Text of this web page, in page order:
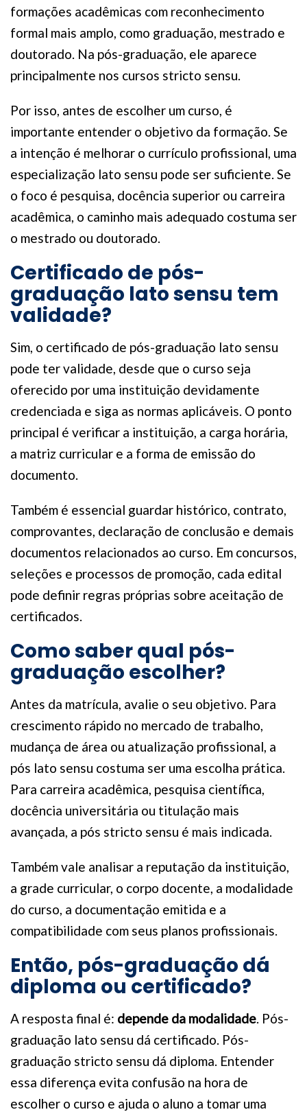
formações acadêmicas com reconhecimento
formal mais amplo, como graduação, mestrado e
doutorado. Na pós-graduação, ele aparece
principalmente nos cursos stricto sensu.
Por isso, antes de escolher um curso, é
importante entender o objetivo da formação. Se
a intenção é melhorar o currículo profissional, uma
especialização lato sensu pode ser suficiente. Se
o foco é pesquisa, docência superior ou carreira
acadêmica, o caminho mais adequado costuma ser
o mestrado ou doutorado.
Certificado de pós-
graduação lato sensu tem
validade?
Sim, o certificado de pós-graduação lato sensu
pode ter validade, desde que o curso seja
oferecido por uma instituição devidamente
credenciada e siga as normas aplicáveis. O ponto
principal é verificar a instituição, a carga horária,
a matriz curricular e a forma de emissão do
documento.
Também é essencial guardar histórico, contrato,
comprovantes, declaração de conclusão e demais
documentos relacionados ao curso. Em concursos,
seleções e processos de promoção, cada edital
pode definir regras próprias sobre aceitação de
certificados.
Como saber qual pós-
graduação escolher?
Antes da matrícula, avalie o seu objetivo. Para
crescimento rápido no mercado de trabalho,
mudança de área ou atualização profissional, a
pós lato sensu costuma ser uma escolha prática.
Para carreira acadêmica, pesquisa científica,
docência universitária ou titulação mais
avançada, a pós stricto sensu é mais indicada.
Também vale analisar a reputação da instituição,
a grade curricular, o corpo docente, a modalidade
do curso, a documentação emitida e a
compatibilidade com seus planos profissionais.
Então, pós-graduação dá
diploma ou certificado?
A resposta final é: depende da modalidade. Pós-
graduação lato sensu dá certificado. Pós-
graduação stricto sensu dá diploma. Entender
essa diferença evita confusão na hora de
escolher o curso e ajuda o aluno a tomar uma